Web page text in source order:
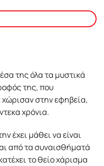
της όλα τα μυστικά
της, που
στην εφηβεία,
χρόνια.
έχει μάθει να είναι
από τα συναισθήματά
το θείο χάρισμα